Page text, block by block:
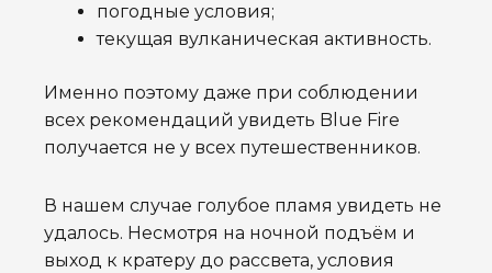
погодные условия;
текущая вулканическая активность.
Именно поэтому даже при соблюдении
всех рекомендаций увидеть Blue Fire
получается не у всех путешественников.
В нашем случае голубое пламя увидеть не
удалось. Несмотря на ночной подъём и
выход к кратеру до рассвета, условия